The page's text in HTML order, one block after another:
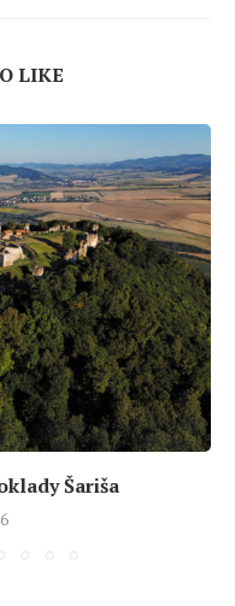
LIKE
Šariša